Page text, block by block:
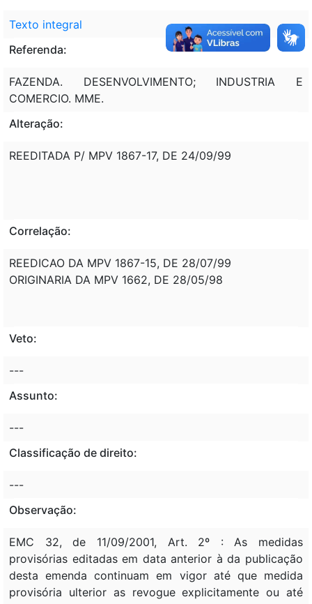
Texto integral
Referenda:
FAZENDA. DESENVOLVIMENTO; INDUSTRIA E
COMERCIO. MME.
Alteração:
REEDITADA P/ MPV 1867-17, DE 24/09/99
Correlação:
REEDICAO DA MPV 1867-15, DE 28/07/99
ORIGINARIA DA MPV 1662, DE 28/05/98
Veto:
---
Assunto:
---
Classificação de direito:
---
Observação:
EMC 32, de 11/09/2001, Art. 2º : As medidas
provisórias editadas em data anterior à da publicação
desta emenda continuam em vigor até que medida
provisória ulterior as revogue explicitamente ou até